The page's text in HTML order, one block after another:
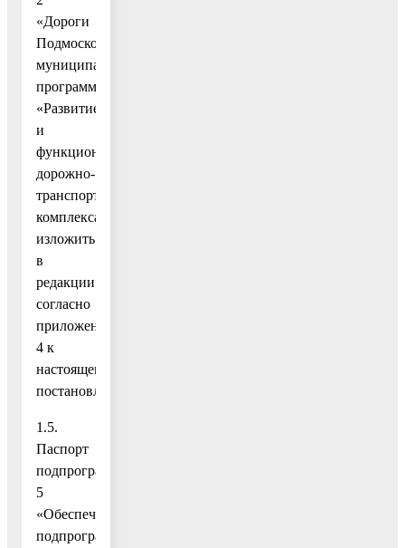
«Дороги
Подмосковья»
муниципальной
программы
«Развитие
и
функционирование
дорожно-
транспортного
комплекса»
изложить
в
редакции
согласно
приложению
4 к
настоящему
постановлению;
1.5.
Паспорт
подпрограммы
5
«Обеспечивающая
подпрограмма»